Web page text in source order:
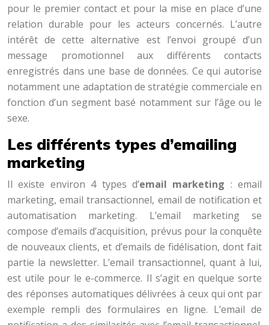
pour le premier contact et pour la mise en place d’une
relation durable pour les acteurs concernés. L’autre
intérêt de cette alternative est l’envoi groupé d’un
message promotionnel aux différents contacts
enregistrés dans une base de données. Ce qui autorise
notamment une adaptation de stratégie commerciale en
fonction d’un segment basé notamment sur l’âge ou le
sexe.
Les différents types d’emailing
marketing
Il existe environ 4 types d’email marketing : email
marketing, email transactionnel, email de notification et
automatisation marketing. L’email marketing se
compose d’emails d’acquisition, prévus pour la conquête
de nouveaux clients, et d’emails de fidélisation, dont fait
partie la newsletter. L’email transactionnel, quant à lui,
est utile pour le e-commerce. Il s’agit en quelque sorte
des réponses automatiques délivrées à ceux qui ont par
exemple rempli des formulaires en ligne. L’email de